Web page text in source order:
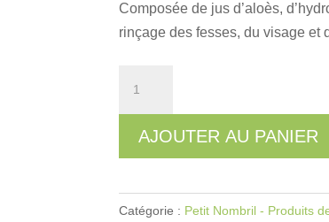
Composée de jus d’aloès,
rinçage des fesses, du visage et
AJOUTER AU PANIER
Catégorie : Petit Nombril - Produits